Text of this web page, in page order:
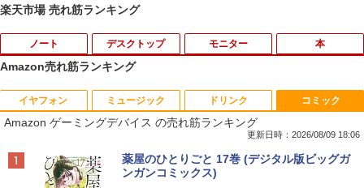
楽天市場 売れ筋ランキング
ノート
1
Amazon(アマゾン) タブレットPC New F
ire Max 11(2023年発売) グレー B0B2SD
8BVX ［11型 /Wi-Fiモデル /ストレージ：
64GB］ B0B2SD8BVX [振込不可]
￥19,980
デスクトップ
1
【★最大100%ポイント】【Win11正式対
応】富士通 ESPRIMO D588/第8世代 Cor
ei5/メモリ:8GB/16GB/32GB/SSD:256G
B/512GB/1TB/USB 3.1/DP/DisplayPort/
DVI/Wi-fi/2画面出力/Windows11/Windo
ws10/Office/中古 デスクトップ デスクト
モニター
1
【中古良品】【安心保証】Princeton 21.
5型ワイドカラー液晶ディスプレイ PTF
WDE-22W / PTFBDE-22W ブラック/ ホ
ワイト色 スピーカー搭載 プリンストン
￥4,050
本
1
おしりたんていファイル（既刊15巻）
（0）
￥19,800
Amazon売れ筋ランキング
イヤフォン
Anker Soundcore P40i オフホワイト
ミュージック
BRUCE WAYNE feat. Flo Milli, ATL Jacob
[Explicit]
ドリンク
【Amazon.co.jp限定】 い・ろ・は・す 2L P
ET ラベルレス ×8本
コミック
Amazon ゲーミングデバイス の売れ筋ランキング
更新日時：2026/08/09 18:06
薬屋のひとりごと 17巻 (デジタル版ビッグガ
ンガンコミックス)